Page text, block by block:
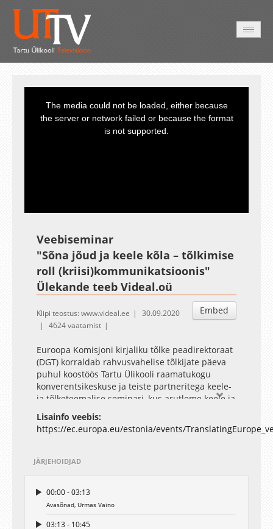
window.
The media could not be loaded, either because
the server or network failed or because the format
is not supported.
Veebiseminar
"Sõna jõud ja keele kõla – tõlkimise
roll (kriisi)kommunikatsioonis"
Ülekande teeb Videal.oü
Embed
Klipi teostus: www.videal.ee
30.09.2020
4624 vaatamist
Euroopa Komisjoni kirjaliku tõlke peadirektoraat
(DGT) korraldab rahvusvahelise tõlkijate päeva
puhul koostöös Tartu Ülikooli raamatukogu
konverentsikeskuse ja teiste partneritega keele-
ja tõlketeemalise seminari, kus arutleme keele ja
tõlkimise tähtsuse üle kommunikatsioonis.
Salvestuse ja otseülekande tootisVideal
Lisainfo veebis:
https://ec.europa.eu/estonia/events/
JÄRJEHOIDJAD
00:00 - 03:13
Avasõnad, Urmas Vaino
03:13 - 10:45